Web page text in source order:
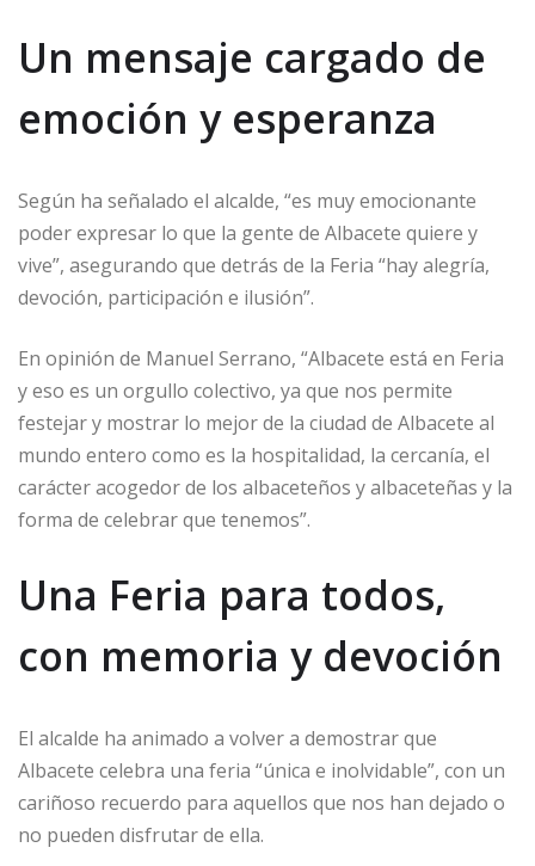
Un mensaje cargado de
emoción y esperanza
Según ha señalado el alcalde, “es muy emocionante
poder expresar lo que la gente de Albacete quiere y
vive”, asegurando que detrás de la Feria “hay alegría,
devoción, participación e ilusión”.
En opinión de Manuel Serrano, “Albacete está en Feria
y eso es un orgullo colectivo, ya que nos permite
festejar y mostrar lo mejor de la ciudad de Albacete al
mundo entero como es la hospitalidad, la cercanía, el
carácter acogedor de los albaceteños y albaceteñas y la
forma de celebrar que tenemos”.
Una Feria para todos,
con memoria y devoción
El alcalde ha animado a volver a demostrar que
Albacete celebra una feria “única e inolvidable”, con un
cariñoso recuerdo para aquellos que nos han dejado o
no pueden disfrutar de ella.